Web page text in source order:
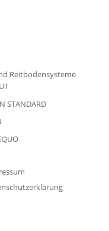
Reitbodensysteme
STANDARD